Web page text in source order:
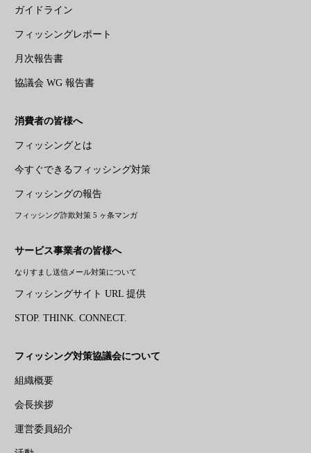
ガイドライン
フィッシングレポート
月次報告書
協議会 WG 報告書
消費者の皆様へ
フィッシングとは
今すぐできるフィッシング対策
フィッシングの報告
フィッシング詐欺対策 5 ヶ条マンガ
サービス事業者の皆様へ
なりすまし送信メール対策について
フィッシングサイト URL 提供
STOP. THINK. CONNECT.
フィッシング対策協議会について
組織概要
会長挨拶
運営委員紹介